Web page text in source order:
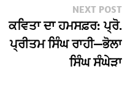
NEXT POST
ਕਵਿਤਾ ਦਾ ਹਮਸਫ਼ਰ: ਪ੍ਰੋ.
ਪ੍ਰੀਤਮ ਸਿੰਘ ਰਾਹੀ—ਭੋਲਾ
ਸਿੰਘ ਸੰਘੇੜਾ